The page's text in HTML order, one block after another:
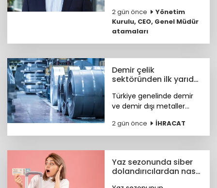
Tansu Tüyel, bundan
sonra görevine Chief
Revenue Officer (CRO)
olarak devam edecek.
2 gün önce
Yönetim
Kurulu, CEO, Genel Müdür
atamaları
Demir çelik
sektöründen ilk yarıda
performansı
Türkiye genelinde demir
ve demir dışı metaller
yüzde 11,7 artışla 7,2 milyar
dolara, çelik ihracatı ise
2 gün önce İHRACAT
Yaz sezonunda siber
dolandırıcılardan nasıl